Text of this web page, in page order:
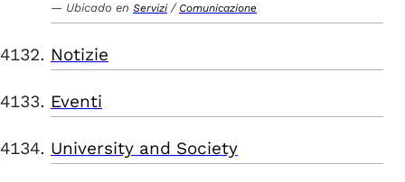
Ubicado en Servizi / Comunicazione
Notizie
Eventi
University and Society